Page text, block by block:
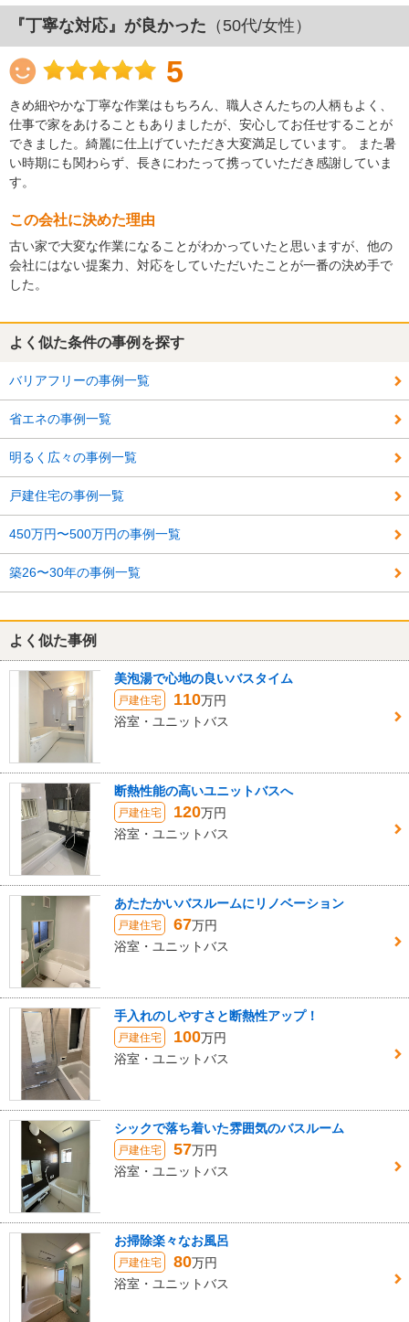
『丁寧な対応』が良かった （50代/女性）
5
きめ細やかな丁寧な作業はもちろん、職人さんたちの人柄もよく、
仕事で家をあけることもありましたが、安心してお任せすることが
できました。綺麗に仕上げていただき大変満足しています。 また暑
い時期にも関わらず、長きにわたって携っていただき感謝していま
す。
この会社に決めた理由
古い家で大変な作業になることがわかっていたと思いますが、他の
会社にはない提案力、対応をしていただいたことが一番の決め手で
した。
よく似た条件の事例を探す
バリアフリーの事例一覧
省エネの事例一覧
明るく広々の事例一覧
戸建住宅の事例一覧
450万円〜500万円の事例一覧
築26〜30年の事例一覧
よく似た事例
美泡湯で心地の良いバスタイム
戸建住宅 110万円
浴室・ユニットバス
断熱性能の高いユニットバスへ
戸建住宅 120万円
浴室・ユニットバス
あたたかいバスルームにリノベーション
戸建住宅 67万円
浴室・ユニットバス
手入れのしやすさと断熱性アップ！
戸建住宅 100万円
浴室・ユニットバス
シックで落ち着いた雰囲気のバスルーム
戸建住宅 57万円
浴室・ユニットバス
お掃除楽々なお風呂
戸建住宅 80万円
浴室・ユニットバス